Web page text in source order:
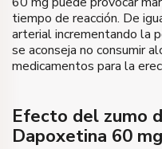
tiempo de reacción. De
arterial incrementando la
se aconseja no consumir
medicamentos para la
Efecto del zumo
Dapoxetina 60